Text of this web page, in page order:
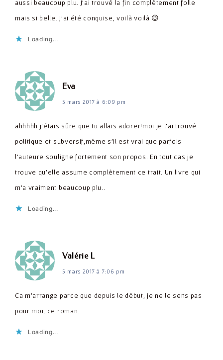
aussi beaucoup plu. J'ai trouvé la fin complètement folle
mais si belle. J'ai été conquise, voilà voilà 😉
Loading...
Eva
5 mars 2017 à 6:09 pm
ahhhhh j'étais sûre que tu allais adorer!moi je l'ai trouvé
politique et subversif,même s'il est vrai que parfois
l'auteure souligne fortement son propos. En tout cas je
trouve qu'elle assume complètement ce trait. Un livre qui
m'a vraiment beaucoup plu..
Loading...
Valérie L
5 mars 2017 à 7:06 pm
Ca m'arrange parce que depuis le début, je ne le sens pas
pour moi, ce roman.
Loading...